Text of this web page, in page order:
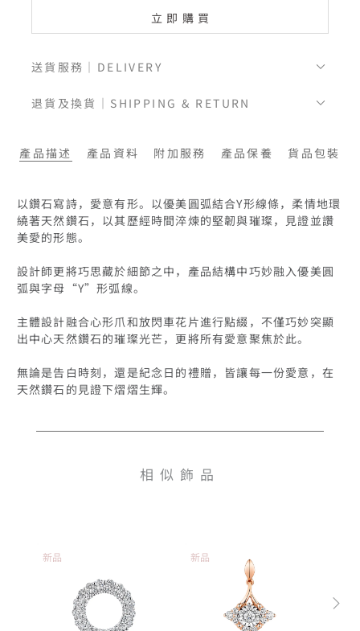
立即購買
送貨服務｜DELIVERY
退貨及換貨｜SHIPPING & RETURN
產品描述 產品資料 附加服務 產品保養 貨品包裝
以鑽石寫詩，愛意有形。以優美圓弧結合Y形線條，柔情地環
繞著天然鑽石，以其歷經時間淬煉的堅韌與璀璨，見證並讚
美愛的形態。
設計師更將巧思藏於細節之中，產品結構中巧妙融入優美圓
弧與字母“Y”形弧線。
主體設計融合心形爪和放閃車花片進行點綴，不僅巧妙突顯
出中心天然鑽石的璀璨光芒，更將所有愛意聚焦於此。
無論是告白時刻，還是紀念日的禮贈，皆讓每一份愛意，在
天然鑽石的見證下熠熠生輝。
相似飾品
新品 新品